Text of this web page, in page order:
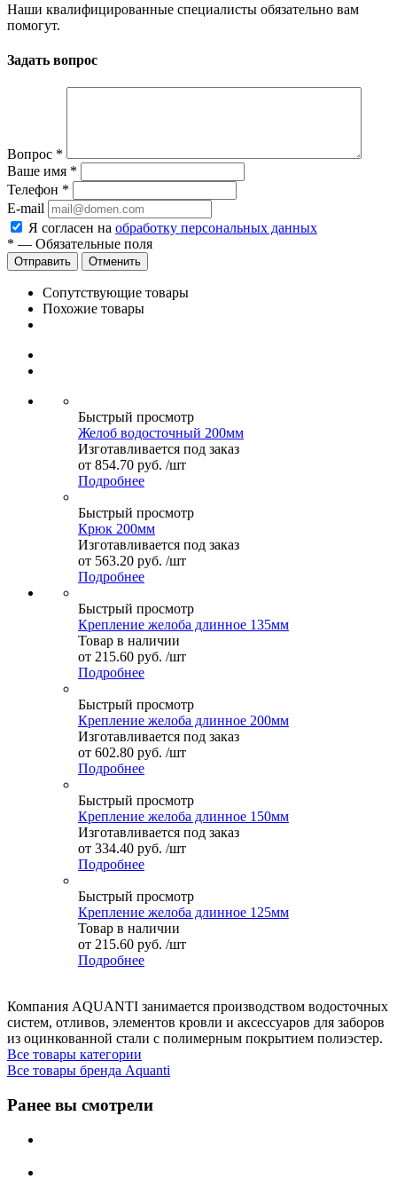
Наши квалифицированные специалисты обязательно вам
помогут.
Задать вопрос
Вопрос *
Ваше имя *
Телефон *
E-mail
Я согласен на обработку персональных данных
* — Обязательные поля
Отменить
Сопутствующие товары
Похожие товары
Быстрый просмотр
Желоб водосточный 200мм
Изготавливается под заказ
от 854.70 руб. /шт
Подробнее
Быстрый просмотр
Крюк 200мм
Изготавливается под заказ
от 563.20 руб. /шт
Подробнее
Быстрый просмотр
Крепление желоба длинное 135мм
Товар в наличии
от 215.60 руб. /шт
Подробнее
Быстрый просмотр
Крепление желоба длинное 200мм
Изготавливается под заказ
от 602.80 руб. /шт
Подробнее
Быстрый просмотр
Крепление желоба длинное 150мм
Изготавливается под заказ
от 334.40 руб. /шт
Подробнее
Быстрый просмотр
Крепление желоба длинное 125мм
Товар в наличии
от 215.60 руб. /шт
Подробнее
Компания AQUANTI занимается производством водосточных
систем, отливов, элементов кровли и аксессуаров для заборов
из оцинкованной стали с полимерным покрытием полиэстер.
Все товары категории
Все товары бренда Aquanti
Ранее вы смотрели